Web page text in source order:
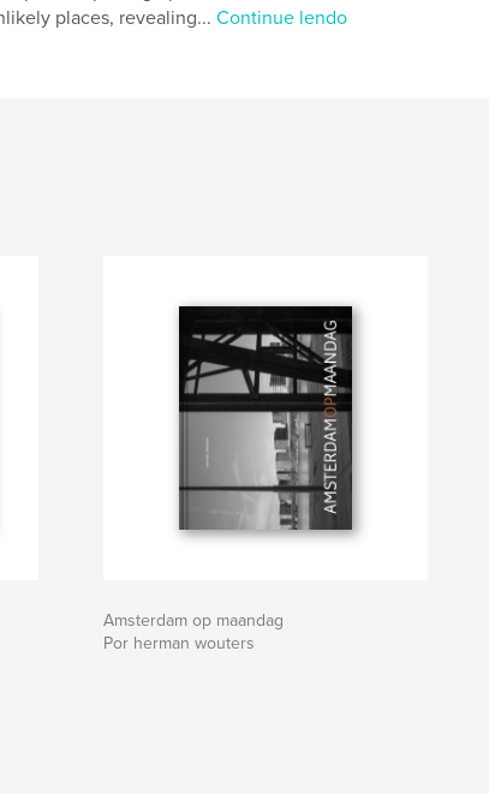
places, revealing... Continue lendo
Amsterdam op maandag
Por herman wouters